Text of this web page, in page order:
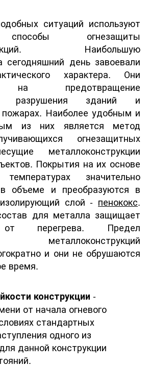
ситуаций используют
огнезащиты
Наибольшую
сегодняшний день завоевали
характера. Они
на предотвращение
разрушения зданий и
Наиболее удобным и
из них является метод
огнезащитных
металлоконструкции
Покрытия на их основе
значительно
объеме и преобразуются в
слой - пенококс.
для металла защищает
от перегрева. Предел
металлоконструкций
и они не обрушаются
время.
конструкции -
от начала огневого
стандартных
одного из
данной конструкции